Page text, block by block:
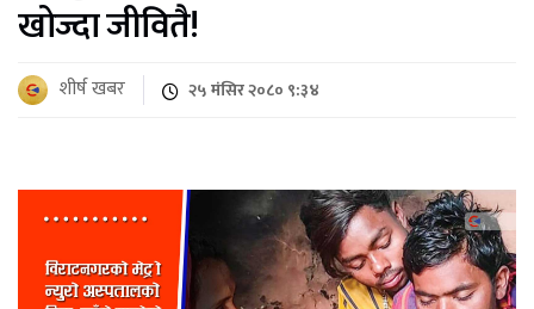
खोज्दा जीवितै!
शीर्ष खबर २५ मंसिर २०८० ९:३४